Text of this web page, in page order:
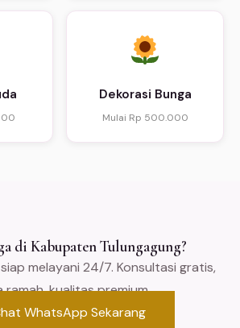
Dekorasi Bunga
Mulai Rp 500.000
di Kabupaten Tulungagung?
melayani 24/7. Konsultasi gratis,
ramah, kualitas premium.
WhatsApp Sekarang